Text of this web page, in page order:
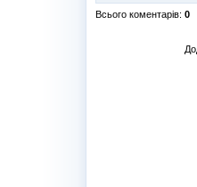
Всього коментарів: 0